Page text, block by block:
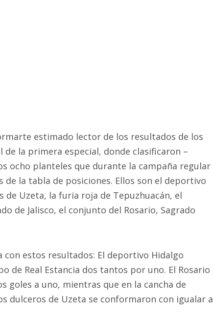
estimado lector de los resultados de los
la primera especial, donde clasificaron –
ocho planteles que durante la campaña regular
la tabla de posiciones. Ellos son el deportivo
de Uzeta, la furia roja de Tepuzhuacán, el
de Jalisco, el conjunto del Rosario, Sagrado
estos resultados: El deportivo Hidalgo
de Real Estancia dos tantos por uno. El Rosario
goles a uno, mientras que en la cancha de
dulceros de Uzeta se conformaron con igualar a